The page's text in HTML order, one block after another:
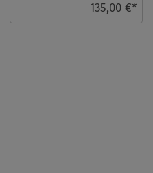
135,00 €*